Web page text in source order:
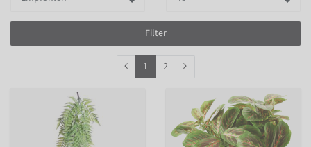
Filter
1 2